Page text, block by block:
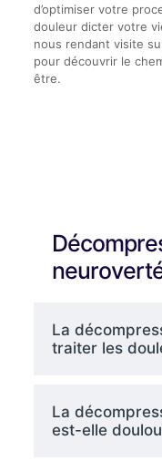
d’optimiser votre
douleur dicter votre
nous rendant visite
pour découvrir le
être.
La
traiter les
La
est-elle